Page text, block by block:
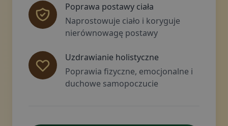
Poprawa postawy ciała
Naprostowuje ciało i koryguje
nierównowagę postawy
Uzdrawianie holistyczne
Poprawia fizyczne, emocjonalne i
duchowe samopoczucie